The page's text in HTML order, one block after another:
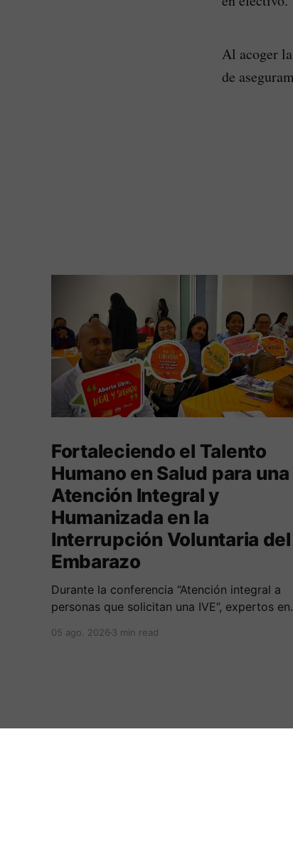
Al acoger
de
Fortaleciendo el Talento
Humano en Salud para una
Atención Integral y
Humanizada en la
Interrupción Voluntaria del
Embarazo
Durante la conferencia “Atención integral a
personas que solicitan una IVE”, expertos en
compartieron sus conocimientos sobre cómo
05 ago. 2026 3 min read